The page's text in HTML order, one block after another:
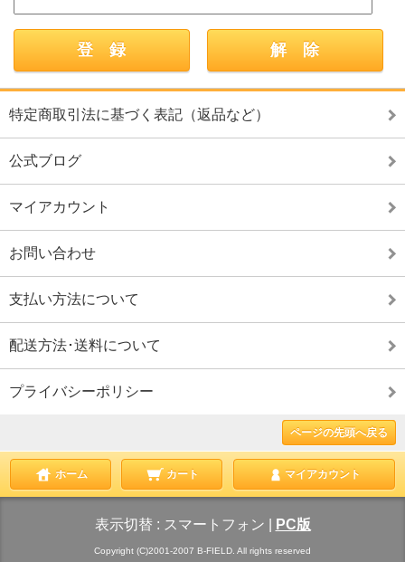
特定商取引法に基づく表記（返品など）
公式ブログ
マイアカウント
お問い合わせ
支払い方法について
配送方法･送料について
プライバシーポリシー
ページの先頭へ戻る
ホーム カート マイアカウント
表示切替 : スマートフォン PC版
Copyright (C)2001-2007 B-FIELD. All rights reserved